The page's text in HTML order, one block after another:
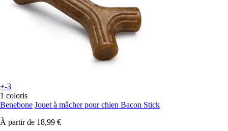
+-3
1 coloris
Benebone Jouet à mâcher pour chien Bacon Stick
À partir de 18,99 €